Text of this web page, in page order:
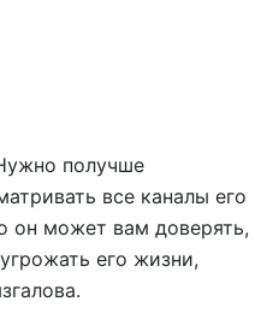
получше
все каналы его
он может вам доверять,
его жизни,